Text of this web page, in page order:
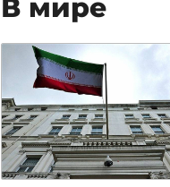
В мире